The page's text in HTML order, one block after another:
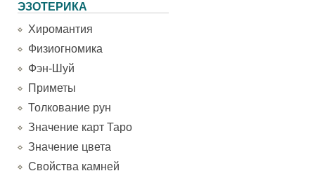
ЭЗОТЕРИКА
Хиромантия
Физиогномика
Фэн-Шуй
Приметы
Толкование рун
Значение карт Таро
Значение цвета
Свойства камней